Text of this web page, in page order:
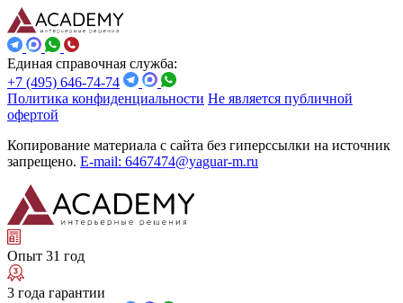
Единая справочная служба:
+7 (495) 646-74-74
Политика конфиденциальности Не является публичной
офертой
Копирование материала с сайта без гиперссылки на источник
запрещено. E-mail: 6467474@yaguar-m.ru
Опыт 31 год
3 года гарантии